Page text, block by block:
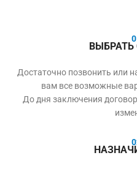
ВЫБРАТЬ
Достаточно позвонить или
вам все возможные
До дня заключения